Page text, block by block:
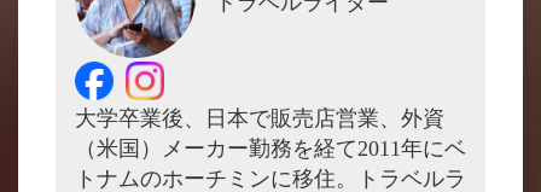
大学卒業後、日本で販売店営業、外資
（米国）メーカー勤務を経て2011年にベ
トナムのホーチミンに移住。トラベルラ